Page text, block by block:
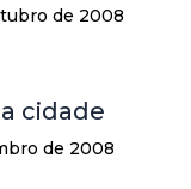
de 2008
cidade
de 2008